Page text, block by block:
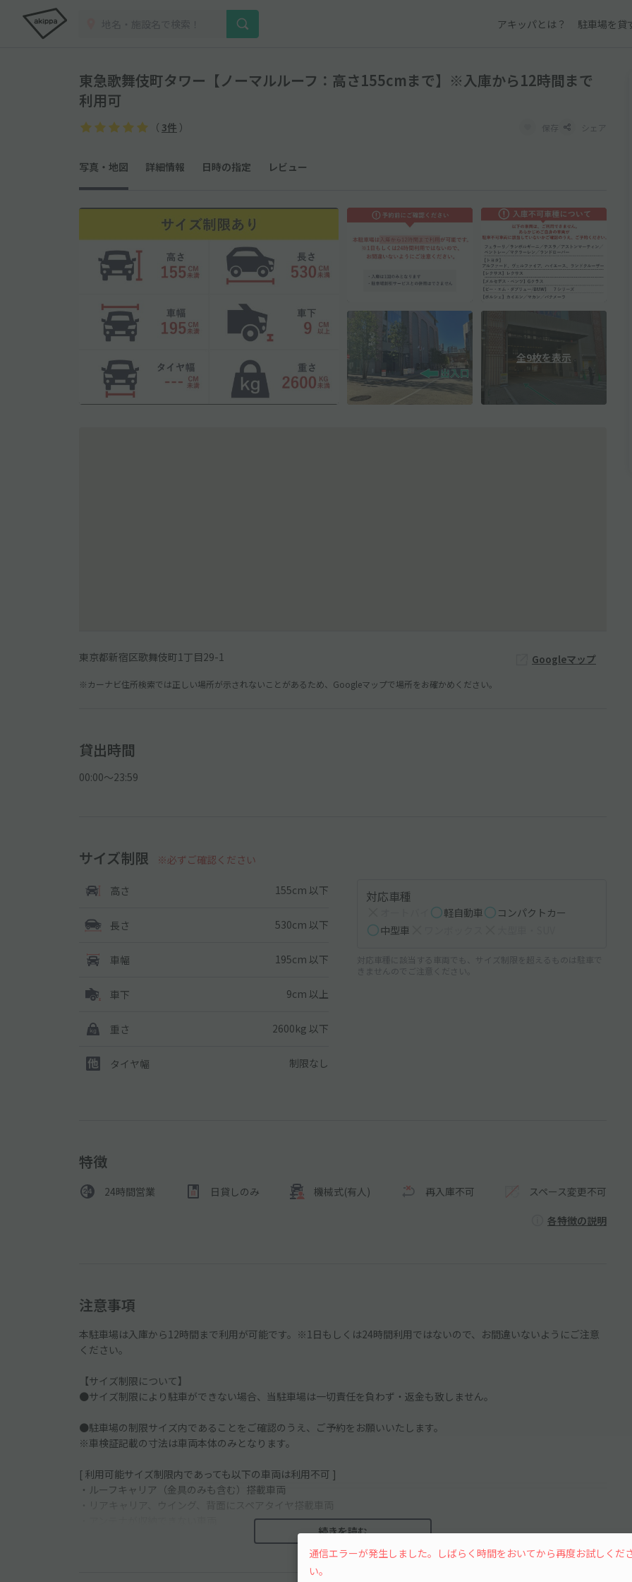
アキッパとは？ 駐車場を貸
東急歌舞伎町タワー【ノーマルルーフ：高さ155cmまで】※入庫から12時間まで
利用可
（ 3件 ） 保存 シェア
写真・地図 詳細情報 日時の指定 レビュー
全9枚を表示
東京都新宿区歌舞伎町1丁目29-1 Googleマップ
※カーナビ住所検索では正しい場所が示されないことがあるため、Googleマップで場所をお確かめください。
貸出時間
00:00〜23:59
サイズ制限 ※必ずご確認ください
高さ 155cm 以下
長さ 530cm 以下
車幅 195cm 以下
車下 9cm 以上
重さ 2600kg 以下
タイヤ幅 制限なし
対応車種
軽自動車
コンパクトカー
中型車
対応車種に該当する車両でも、サイズ制限を超えるものは駐車で
きませんのでご注意ください。
特徴
24時間営業 日貸しのみ 機械式(有人) 再入庫不可 スペース変更不可
各特徴の説明
注意事項
本駐車場は入庫から12時間まで利用が可能です。※1日もしくは24時間利用ではないので、お間違いないようにご注意
ください。
【サイズ制限について】
●サイズ制限により駐車ができない場合、当駐車場は一切責任を負わず・返金も致しません。
●駐車場の制限サイズ内であることをご確認のうえ、ご予約をお願いいたします。
※車検証記載の寸法は車両本体のみとなります。
[ 利用可能サイズ制限内であっても以下の車両は利用不可 ]
・ルーフキャリア（金具のみも含む）搭載車両
・リアキャリア、ウイング、背面にスペアタイヤ搭載車両
続きを読む
通信エラーが発生しました。しばらく時間をおいてから再度お試しくだ
い。